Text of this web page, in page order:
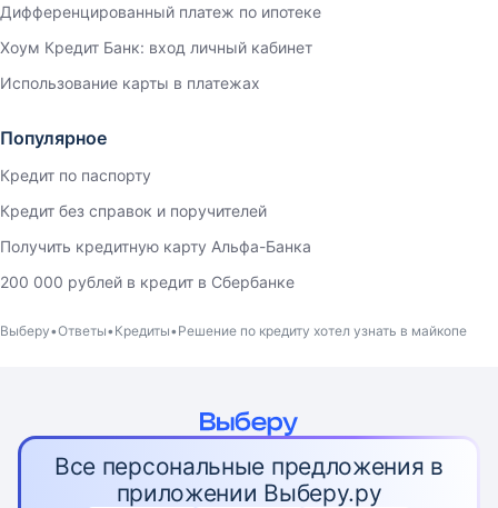
Дифференцированный платеж по ипотеке
Хоум Кредит Банк: вход личный кабинет
Использование карты в платежах
Популярное
Кредит по паспорту
Кредит без справок и поручителей
Получить кредитную карту Альфа-Банка
200 000 рублей в кредит в Сбербанке
Выберу Ответы Кредиты Решение по кредиту хотел узнать в майкопе
Все персональные предложения в
приложении Выберу.ру